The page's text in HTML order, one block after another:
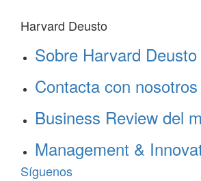
Harvard Deusto
Sobre Harvard Deusto
Contacta con nosotros
Business Review del
Management &
Síguenos